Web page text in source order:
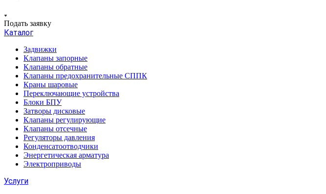
Подать заявку
Каталог
Задвижки
Клапаны запорные
Клапаны обратные
Клапаны предохранительные СППК
Краны шаровые
Переключающие устройства
Блоки БПУ
Затворы дисковые
Клапаны регулирующие
Клапаны отсечные
Регуляторы давления
Конденсатоотводчики
Энергетическая арматура
Электроприводы
Услуги